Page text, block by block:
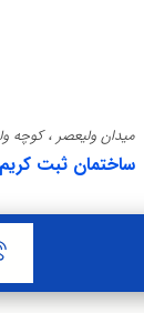
میدان ولیعصر ، کوچه
ساختمان ثبت